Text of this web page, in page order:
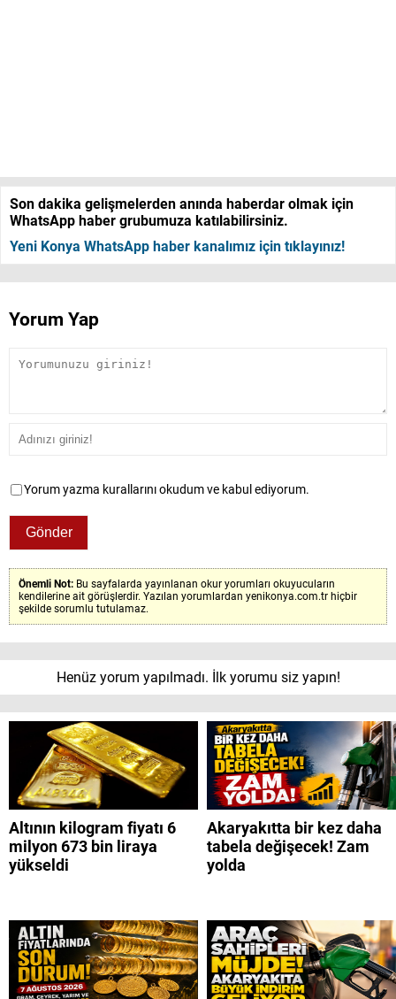
Son dakika gelişmelerden anında haberdar olmak için
WhatsApp haber grubumuza katılabilirsiniz.
Yeni Konya WhatsApp haber kanalımız için tıklayınız!
Yorum Yap
Yorum yazma kurallarını okudum ve kabul ediyorum.
Önemli Not: Bu sayfalarda yayınlanan okur yorumları okuyucuların
kendilerine ait görüşlerdir. Yazılan yorumlardan yenikonya.com.tr hiçbir
şekilde sorumlu tutulamaz.
Henüz yorum yapılmadı. İlk yorumu siz yapın!
Altının kilogram fiyatı 6
milyon 673 bin liraya
yükseldi
Akaryakıtta bir kez daha
tabela değişecek! Zam
yolda